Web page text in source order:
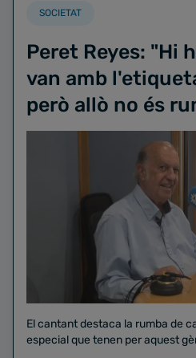
SOCIETAT
Peret Reyes: "Hi
van amb
però allò no és
El cantant destaca la rumba de
especial que tenen per aquest